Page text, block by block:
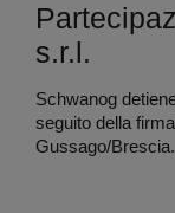
s.r.l.
Schwanog
seguito della
Gussago/Brescia.